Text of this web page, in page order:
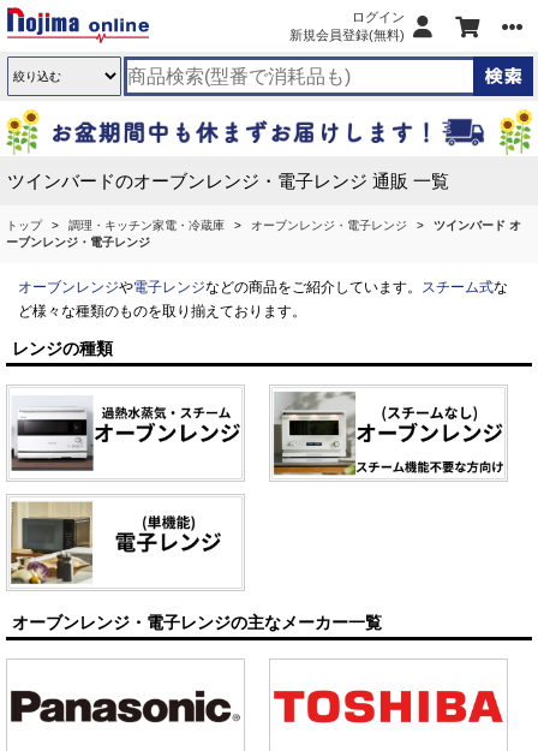
ログイン
新規会員登録(無料)
ツインバードのオーブンレンジ・電子レンジ 通販 一覧
トップ 調理・キッチン家電・冷蔵庫 オーブンレンジ・電子レンジ
ツインバード オ
ーブンレンジ・電子レンジ
オーブンレンジや電子レンジなどの商品をご紹介しています。 スチーム式な
ど様々な種類のものを取り揃えております。
レンジの種類
オーブンレンジ・電子レンジの主なメーカー一覧